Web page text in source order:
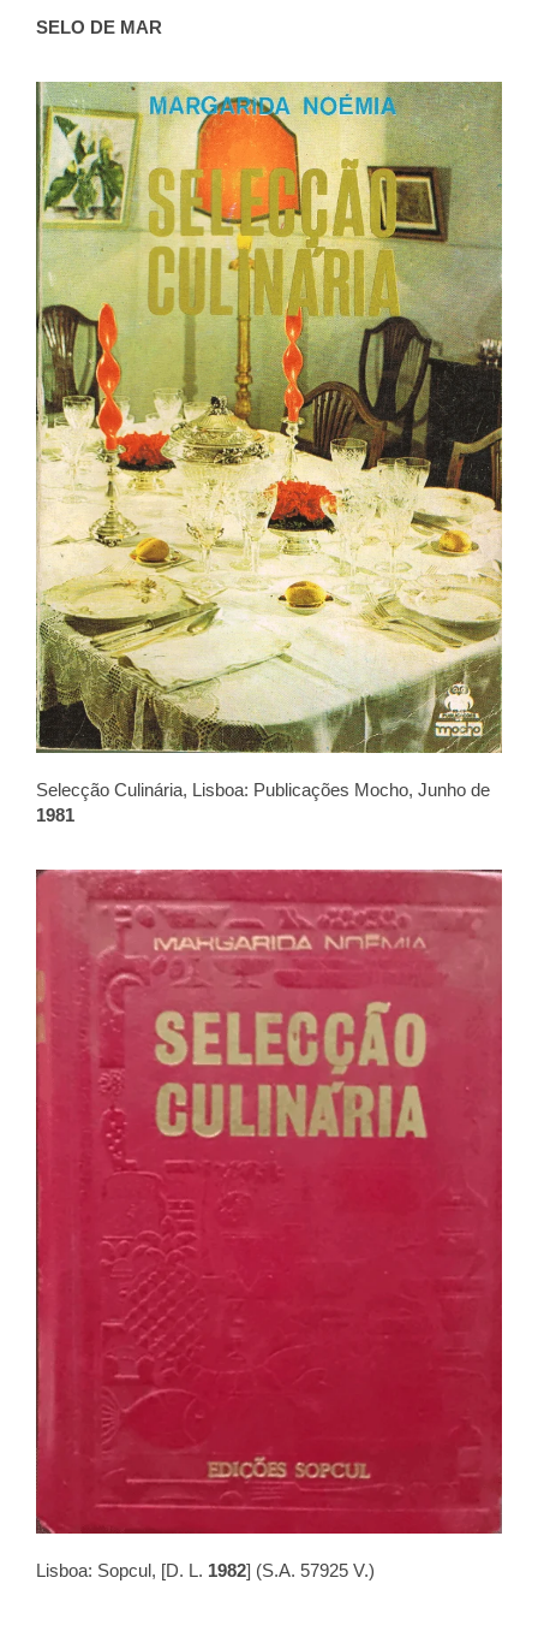
SELO DE MAR
Selecção Culinária, Lisboa: Publicações Mocho, Junho de
1981
Lisboa: Sopcul, [D. L. 1982] (S.A. 57925 V.)